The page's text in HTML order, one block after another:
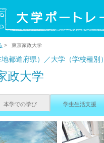
> 東京家政大学
都道府県）／大学（学校種別）
政大学
本学での学び 学生生活支援